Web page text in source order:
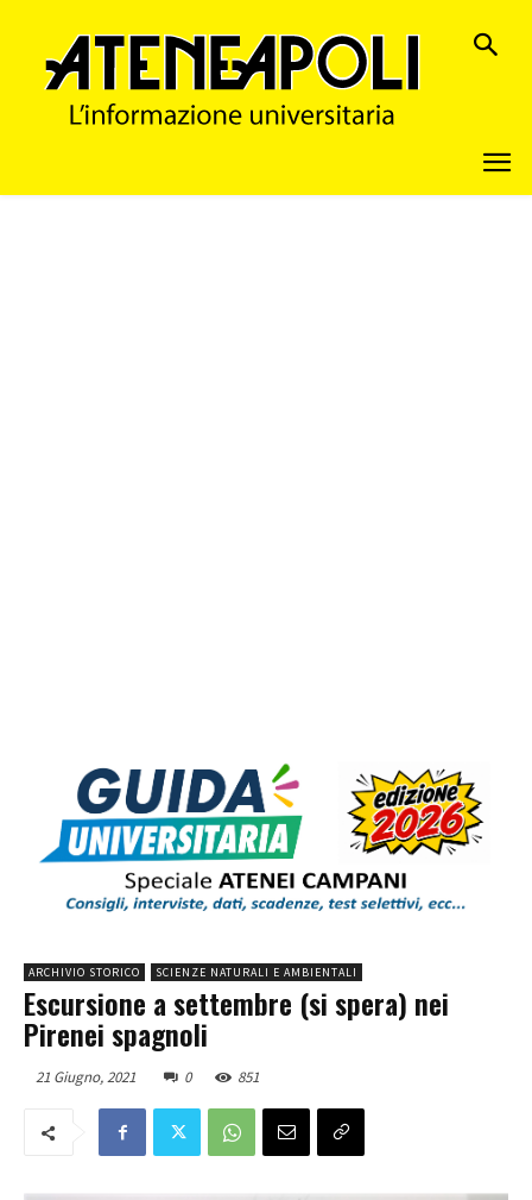
ARCHIVIO STORICO SCIENZE NATURALI E AMBIENTALI
Escursione a settembre (si spera) nei
Pirenei spagnoli
21 Giugno, 2021 0 851